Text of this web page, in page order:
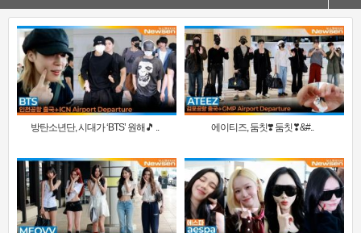
방탄소년단, 시대가 ‘BTS’ 원해🎵 .. 에이티즈, 둠칫❣️ 둠칫❣&#..